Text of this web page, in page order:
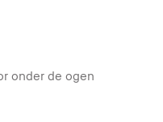
onder de ogen